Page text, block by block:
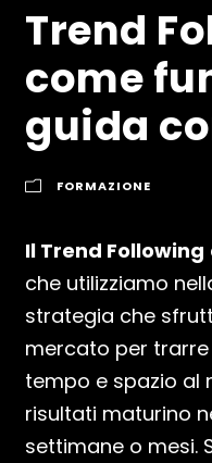
Trend
come
guida
FORMAZIONE
Il Trend Following
che utilizziamo
strategia che
mercato per
tempo e spazio al
risultati maturino
settimane o mesi.